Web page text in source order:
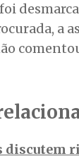
a
discutem